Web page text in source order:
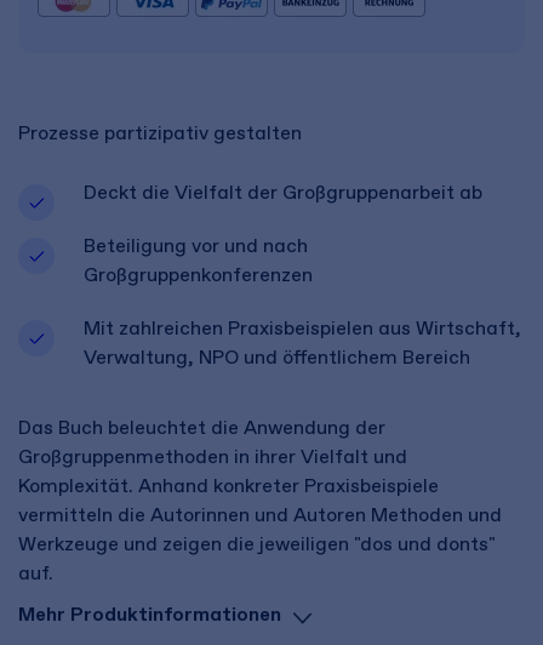
Prozesse partizipativ gestalten
Deckt die Vielfalt der Großgruppenarbeit ab
Beteiligung vor und nach
Großgruppenkonferenzen
Mit zahlreichen Praxisbeispielen aus Wirtschaft,
Verwaltung, NPO und öffentlichem Bereich
Das Buch beleuchtet die Anwendung der
Großgruppenmethoden in ihrer Vielfalt und
Komplexität. Anhand konkreter Praxisbeispiele
vermitteln die Autorinnen und Autoren Methoden und
Werkzeuge und zeigen die jeweiligen "dos und donts"
auf.
Mehr Produktinformationen